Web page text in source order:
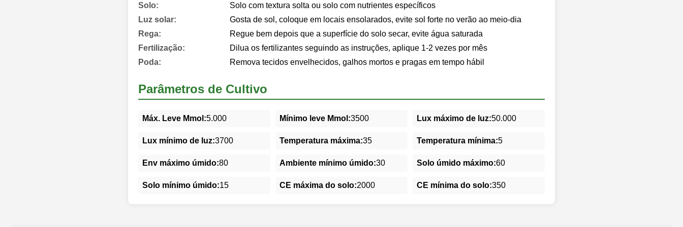
Solo:
Solo com textura solta ou solo com nutrientes específicos
Luz solar:
Gosta de sol, coloque em locais ensolarados, evite sol forte no verão ao meio-dia
Rega:
Regue bem depois que a superfície do solo secar, evite água saturada
Fertilização:
Dilua os fertilizantes seguindo as instruções, aplique 1-2 vezes por mês
Poda:
Remova tecidos envelhecidos, galhos mortos e pragas em tempo hábil
Parâmetros de Cultivo
Máx. Leve Mmol:5.000 Mínimo leve Mmol:3500 Lux máximo de luz:50.000
Lux mínimo de luz:3700 Temperatura máxima:35 Temperatura mínima:5
Env máximo úmido:80 Ambiente mínimo úmido:30 Solo úmido máximo:60
Solo mínimo úmido:15 CE máxima do solo:2000 CE mínima do solo:350